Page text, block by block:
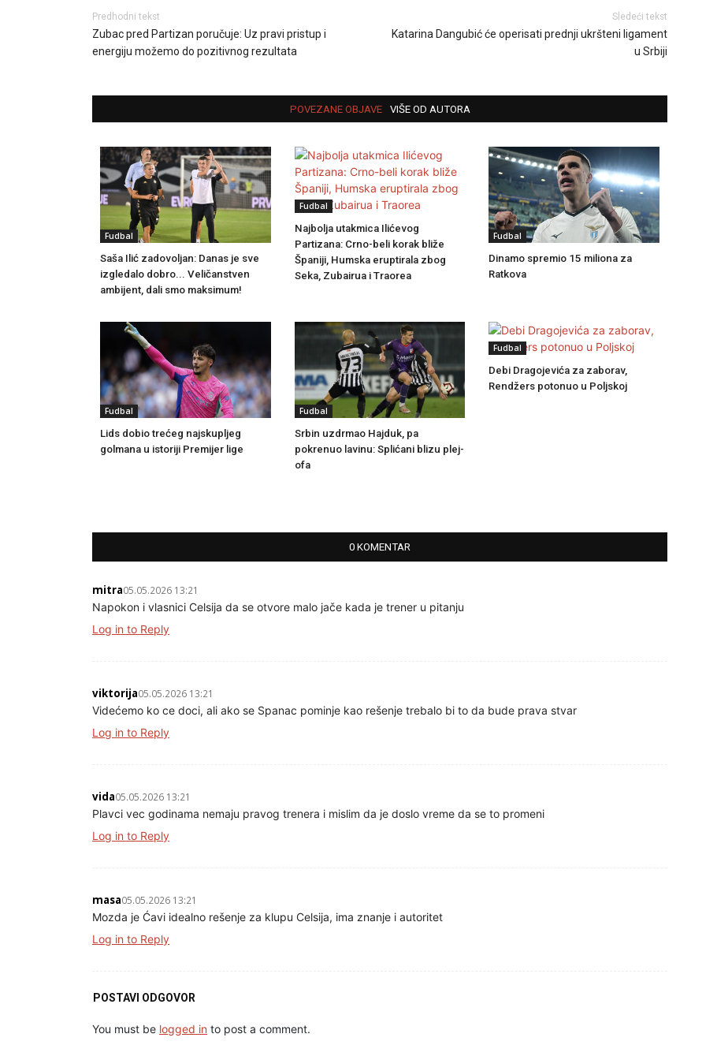
Predhodni tekst
Zubac pred Partizan poručuje: Uz pravi pristup i
energiju možemo do pozitivnog rezultata
Sledeći tekst
Katarina Dangubić će operisati prednji ukršteni ligament
u Srbiji
POVEZANE OBJAVE VIŠE OD AUTORA
Fudbal
Saša Ilić zadovoljan: Danas je sve
izgledalo dobro... Veličanstven
ambijent, dali smo maksimum!
Fudbal
Najbolja utakmica Ilićevog
Partizana: Crno-beli korak bliže
Španiji, Humska eruptirala zbog
Seka, Zubairua i Traorea
Fudbal
Dinamo spremio 15 miliona za
Ratkova
Fudbal
Lids dobio trećeg najskupljeg
golmana u istoriji Premijer lige
Fudbal
Srbin uzdrmao Hajduk, pa
pokrenuo lavinu: Splićani blizu plej-
ofa
Fudbal
Debi Dragojevića za zaborav,
Rendžers potonuo u Poljskoj
0 KOMENTAR
mitra05.05.2026 13:21
Napokon i vlasnici Celsija da se otvore malo jače kada je trener u pitanju
Log in to Reply
viktorija05.05.2026 13:21
Videćemo ko ce doci, ali ako se Spanac pominje kao rešenje trebalo bi to da bude prava stvar
Log in to Reply
vida05.05.2026 13:21
Plavci vec godinama nemaju pravog trenera i mislim da je doslo vreme da se to promeni
Log in to Reply
masa05.05.2026 13:21
Mozda je Ćavi idealno rešenje za klupu Celsija, ima znanje i autoritet
Log in to Reply
POSTAVI ODGOVOR
You must be logged in to post a comment.